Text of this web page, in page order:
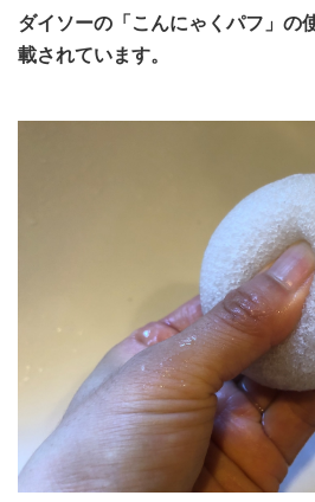
ダイソーの「こんにゃくパフ」の
載されています。